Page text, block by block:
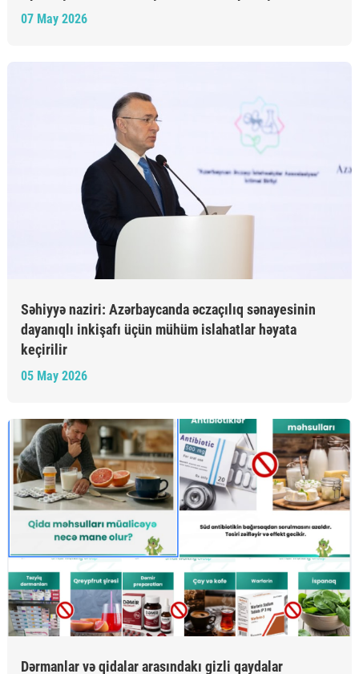
07 May 2026
Səhiyyə naziri: Azərbaycanda əczaçılıq sənayesinin
dayanıqlı inkişafı üçün mühüm islahatlar həyata
keçirilir
05 May 2026
Dərmanlar və qidalar arasındakı gizli qaydalar